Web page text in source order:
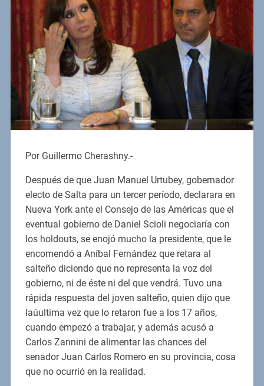
Por Guillermo Cherashny.-
Después de que Juan Manuel Urtubey, gobernador
electo de Salta para un tercer período, declarara en
Nueva York ante el Consejo de las Américas que el
eventual gobierno de Daniel Scioli negociaría con
los holdouts, se enojó mucho la presidente, que le
encomendó a Aníbal Fernández que retara al
salteño diciendo que no representa la voz del
gobierno, ni de éste ni del que vendrá. Tuvo una
rápida respuesta del joven salteño, quien dijo que
laúultima vez que lo retaron fue a los 17 años,
cuando empezó a trabajar, y además acusó a
Carlos Zannini de alimentar las chances del
senador Juan Carlos Romero en su provincia, cosa
que no ocurrió en la realidad.